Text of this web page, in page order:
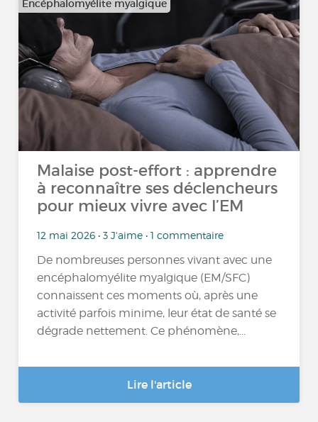
Encéphalomyélite myalgique
Malaise post-effort : apprendre
à reconnaître ses déclencheurs
pour mieux vivre avec l’EM
12 mai 2026 • 3 J'aime • 1 commentaire
De nombreuses personnes vivant avec une
encéphalomyélite myalgique (EM/SFC)
connaissent ces moments où, après une
activité parfois minime, leur état de santé se
dégrade nettement. Ce phénomène,...
Lire l'article